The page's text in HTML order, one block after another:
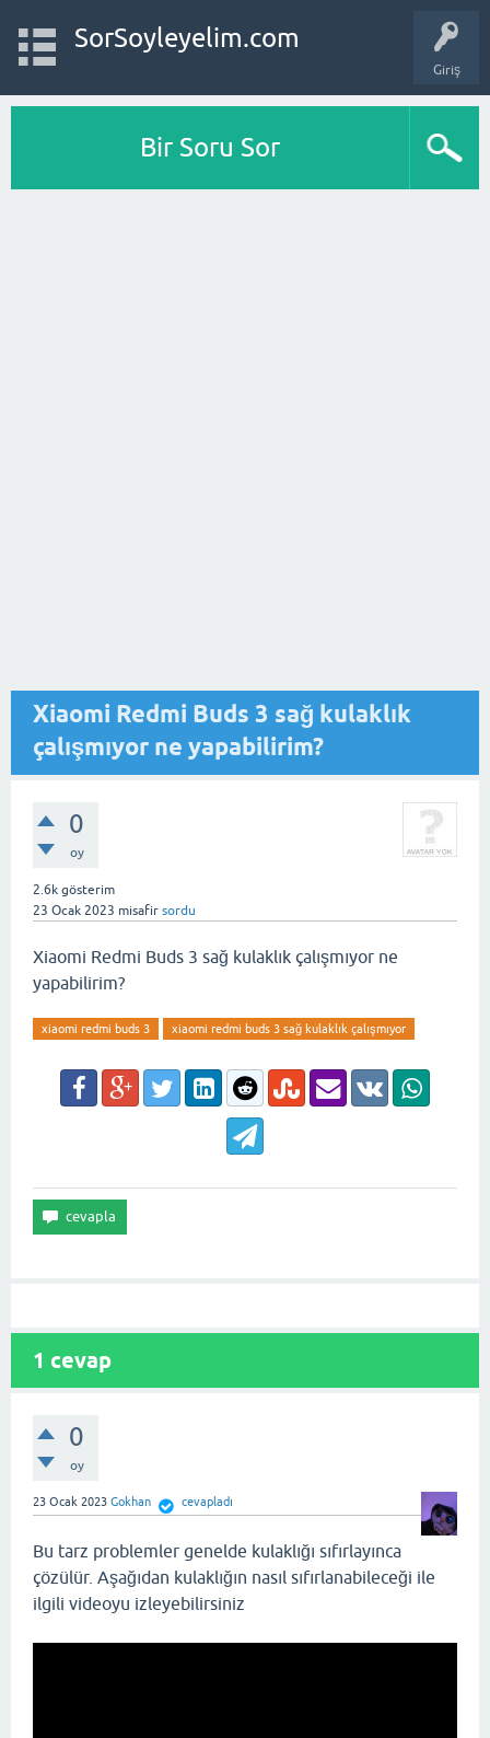
Giriş
SorSoyleyelim.com
Bir Soru Sor
Xiaomi Redmi Buds 3 sağ kulaklık
çalışmıyor ne yapabilirim?
0
oy
2.6k gösterim
23 Ocak 2023 misafir sordu
Xiaomi Redmi Buds 3 sağ kulaklık çalışmıyor ne
yapabilirim?
xiaomi redmi buds 3 xiaomi redmi buds 3 sağ kulaklık çalışmıyor
1 cevap
0
oy
23 Ocak 2023 Gokhan cevapladı
Bu tarz problemler genelde kulaklığı sıfırlayınca
çözülür. Aşağıdan kulaklığın nasıl sıfırlanabileceği ile
ilgili videoyu izleyebilirsiniz